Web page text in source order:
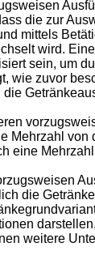
die zur
mittels
wird.
sein, um
wie zuvor
Mehrzahl von
eine
die
weitere